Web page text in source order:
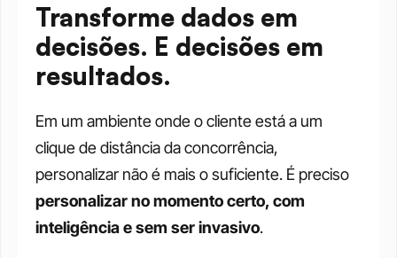
Transforme dados em
decisões. E decisões em
resultados.
Em um ambiente onde o cliente está a um
clique de distância da concorrência,
personalizar no momento certo, com
inteligência e sem ser invasivo.